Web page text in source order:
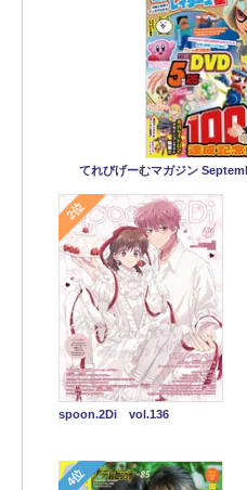
てれびげーむマガジン
2位
spoon.2Di vol.136
4位